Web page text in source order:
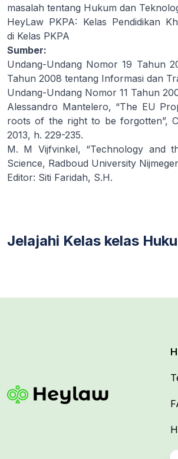
masalah tentang Hukum dan
HeyLaw PKPA: Kelas Pendidikan
di Kelas PKPA
Sumber:
Undang-Undang Nomor 19 Tahun
Tahun 2008 tentang Informasi dan
Undang-Undang Nomor 11 Tahun
Alessandro Mantelero, “The EU
roots of the right to be forgotten”,
2013, h. 229-235.
M. M Vijfvinkel, “Technology and
Science, Radboud University
Editor: Siti Faridah, S.H.
Jelajahi Kelas kelas